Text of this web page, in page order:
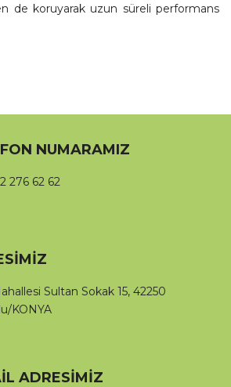
de koruyarak uzun süreli performans
NUMARAMIZ
276 62 62
Sultan Sokak 15, 42250
KONYA
ADRESIMIZ